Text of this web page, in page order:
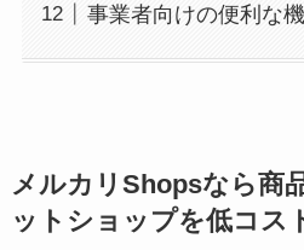
事業者向けの便利な
メルカリShopsなら商
ットショップを低コス